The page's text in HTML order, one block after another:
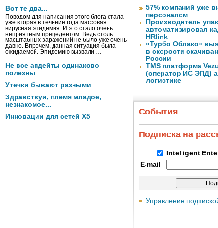
Вот те два...
Поводом для написания этого блога стала
уже вторая в течение года массовая
вирусная эпидемия. И это стало очень
неприятным прецедентом. Ведь столь
масштабных заражений не было уже очень
давно. Впрочем, данная ситуация была
ожидаемой. Эпидемию вызвали …
Не все апдейты одинаково
полезны
Утечки бывают разными
Здравствуй, племя младое,
незнакомое...
Инновации для сетей X5
57% компаний уже
персоналом
Производитель
автоматизировал
HRlink
«Турбо Облако»
в скорости
России
TMS платформа
(оператор ИС ЭПД)
логистике
События
Подписка на
Intelligent
E-mail
Управление